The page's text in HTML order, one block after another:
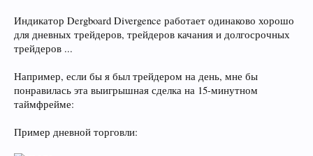
Индикатор Dergboard Divergence работает одинаково хорошо
для дневных трейдеров, трейдеров качания и долгосрочных
трейдеров ...
Например, если бы я был трейдером на день, мне бы
понравилась эта выигрышная сделка на 15-минутном
таймфрейме:
Пример дневной торговли: